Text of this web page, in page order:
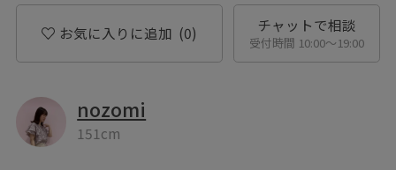
お気に入りに追加 (0) チャットで相談
受付時間 10:00〜19:00
nozomi
151cm